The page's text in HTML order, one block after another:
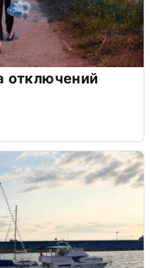
отключений